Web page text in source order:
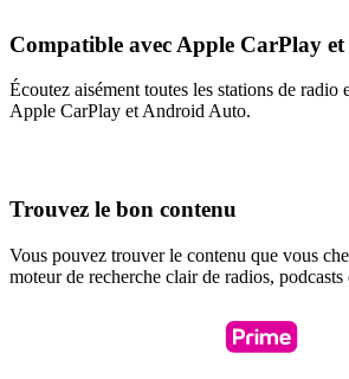
Compatible avec Apple CarPlay
Écoutez aisément toutes les stations de radio
Apple CarPlay et Android Auto.
Trouvez le bon contenu
Vous pouvez trouver le contenu que vous
moteur de recherche clair de radios, podcasts